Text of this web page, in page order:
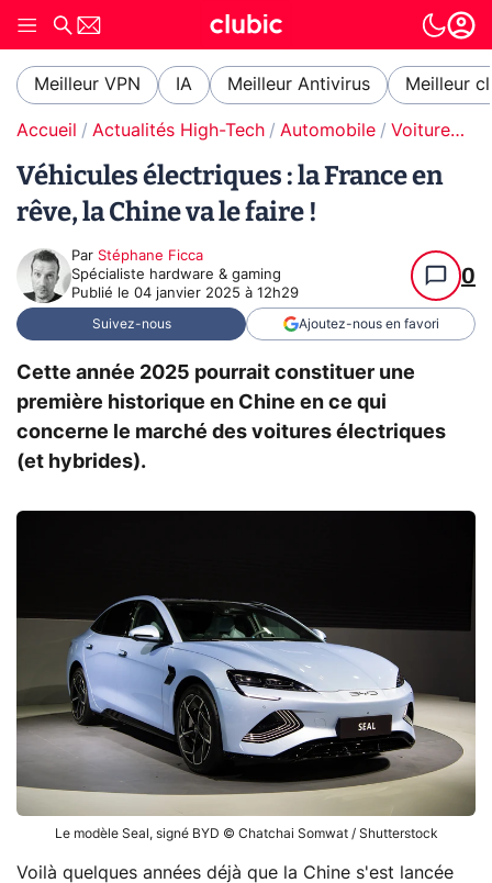
Meilleur VPN IA Meilleur Antivirus Meilleur
Accueil Actualités High-Tech Automobile Voitures électriques
Véhicules électriques : la France en
rêve, la Chine va le faire !
Par Stéphane Ficca
Spécialiste hardware & gaming
Publié le 04 janvier 2025 à 12h29
0
Suivez-nous Ajoutez-nous en favori
Cette année 2025 pourrait constituer une
première historique en Chine en ce qui
concerne le marché des voitures électriques
(et hybrides).
Le modèle Seal, signé BYD © Chatchai Somwat / Shutterstock
Voilà quelques années déjà que la Chine s'est lancée